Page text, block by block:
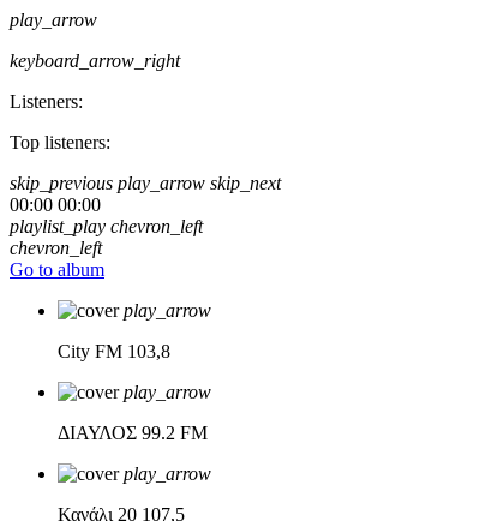
play_arrow
keyboard_arrow_right
Listeners:
Top listeners:
skip_previous play_arrow skip_next
00:00 00:00
playlist_play chevron_left
chevron_left
Go to album
play_arrow
City FM 103,8
play_arrow
ΔΙΑΥΛΟΣ 99.2 FM
play_arrow
Κανάλι 20 107,5